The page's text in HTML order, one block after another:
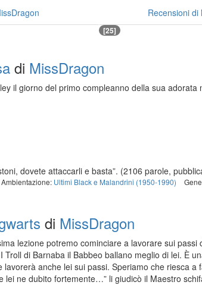
Recensioni di
[25]
di MissDragon
il giorno del primo compleanno della sua adorata
dovete attaccarli e basta”. (2106 parole,
Ambientazione: Ultimi Black e Malandrini (1950-1990)
di MissDragon
lezione potremo cominciare a lavorare sui
Troll di Barnaba il Babbeo ballano meglio di lei. È
anche lei sui passi. Speriamo che riesca
lei ne dubito fortemente…” li giudicò il Maestro